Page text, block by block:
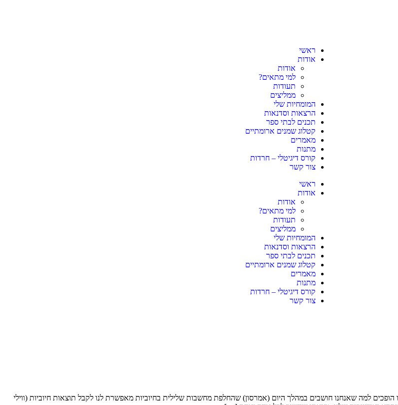
ראשי
אודות
אודות
למי מתאים?
תעודות
ממליצים
המומחיות שלי
הרצאות וסדנאות
תכנים לבתי ספר
קטלוג שמנים ארומתיים
מאמרים
מתנות
קורס דיגיטלי – חרדות
צור קשר
ראשי
אודות
אודות
למי מתאים?
תעודות
ממליצים
המומחיות שלי
הרצאות וסדנאות
תכנים לבתי ספר
קטלוג שמנים ארומתיים
מאמרים
מתנות
קורס דיגיטלי – חרדות
צור קשר
למה שאנחנו חושבים במהלך היום (אמרסון) שהחלפת מחשבות שלילית בחיוביות מאפשרת לנו לקבל תוצאות חיוביות (ווילי